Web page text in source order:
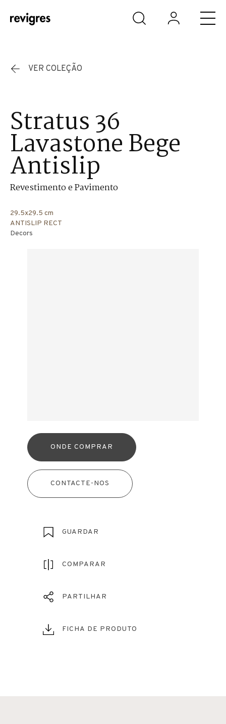
Saltar para o conteúdo principal
VER COLEÇÃO
Stratus 36
Lavastone Bege
Antislip
Revestimento e Pavimento
29.5x29.5 cm
ANTISLIP RECT
Decors
ONDE COMPRAR
CONTACTE-NOS
GUARDAR
COMPARAR
PARTILHAR
FICHA DE PRODUTO